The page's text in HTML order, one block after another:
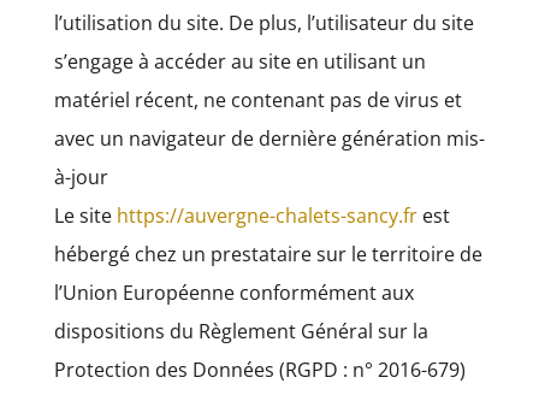
l’utilisation du site. De plus, l’utilisateur du site
s’engage à accéder au site en utilisant un
matériel récent, ne contenant pas de virus et
avec un navigateur de dernière génération mis-
à-jour
Le site https://auvergne-chalets-sancy.frest
hébergé chez un prestataire sur le territoire de
l’Union Européenne conformément aux
dispositions du Règlement Général sur la
Protection des Données (RGPD : n° 2016-679)